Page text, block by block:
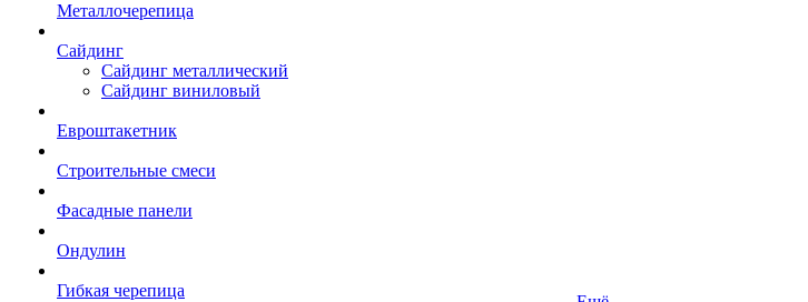
Металлочерепица
Сайдинг
Сайдинг металлический
Сайдинг виниловый
Евроштакетник
Строительные смеси
Фасадные панели
Ондулин
Гибкая черепица